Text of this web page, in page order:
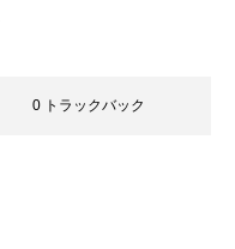
0 トラックバック